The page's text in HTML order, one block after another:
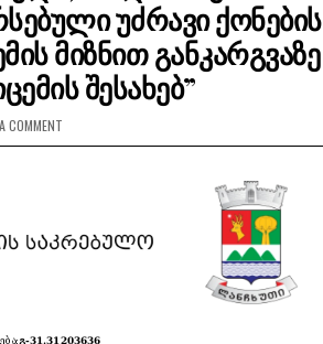
უძრავი ქონების
მიზნით განკარგვაზე
შესახებ”
COMMENT